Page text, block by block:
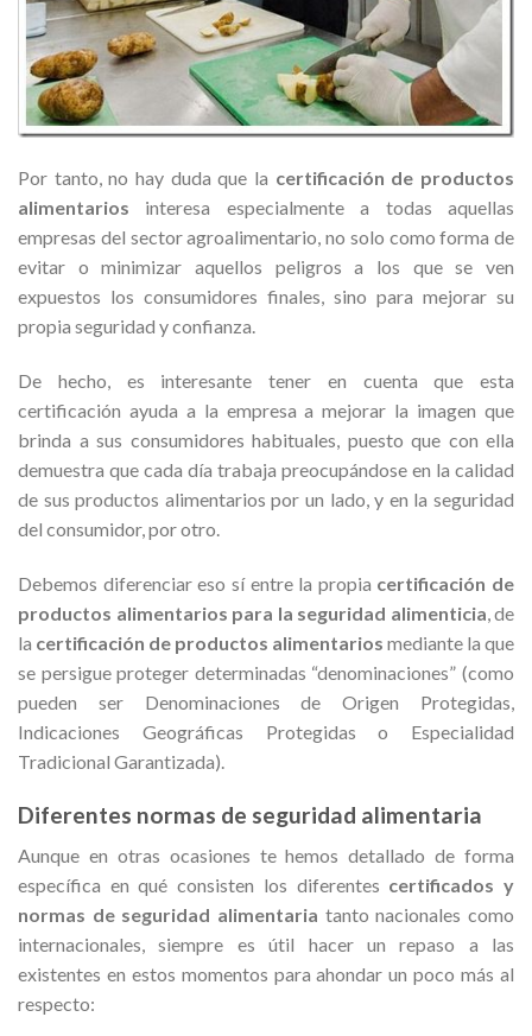
Por tanto, no hay duda que la certificación de productos
alimentarios interesa especialmente a todas aquellas
empresas del sector agroalimentario, no solo como forma de
evitar o minimizar aquellos peligros a los que se ven
expuestos los consumidores finales, sino para mejorar su
propia seguridad y confianza.
De hecho, es interesante tener en cuenta que esta
certificación ayuda a la empresa a mejorar la imagen que
brinda a sus consumidores habituales, puesto que con ella
demuestra que cada día trabaja preocupándose en la calidad
de sus productos alimentarios por un lado, y en la seguridad
del consumidor, por otro.
Debemos diferenciar eso sí entre la propia certificación de
productos alimentarios para la seguridad alimenticia , de
la certificación de productos alimentarios mediante la que
se persigue proteger determinadas “denominaciones” (como
pueden ser Denominaciones de Origen Protegidas,
Indicaciones Geográficas Protegidas o Especialidad
Tradicional Garantizada).
Diferentes normas de seguridad alimentaria
Aunque en otras ocasiones te hemos detallado de forma
específica en qué consisten los diferentes certificados y
normas de seguridad alimentaria tanto nacionales como
internacionales, siempre es útil hacer un repaso a las
existentes en estos momentos para ahondar un poco más al
respecto: